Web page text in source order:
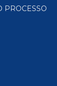
PROCESSO